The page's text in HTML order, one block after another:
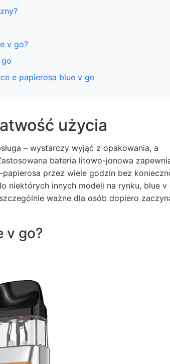
v go?
e papierosa blue v go
użycia
– wystarczy wyjąć z opakowania, a
bateria litowo-jonowa
przez wiele godzin bez
niektórych innych modeli na rynku, blue v
ważne dla osób dopiero
v go?